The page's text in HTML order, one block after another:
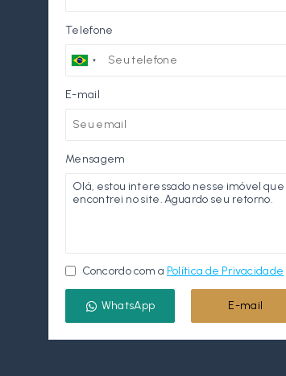
Telefone
E-mail
Mensagem
Concordo com a Política de Privacidade
WhatsApp E-mail